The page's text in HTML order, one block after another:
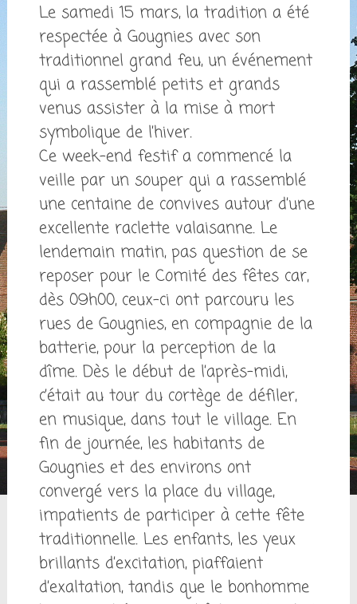
Le samedi 15 mars, la tradition a été
respectée à Gougnies avec son
traditionnel grand feu, un événement
qui a rassemblé petits et grands
venus assister à la mise à mort
symbolique de l’hiver.
Ce week-end festif a commencé la
veille par un souper qui a rassemblé
une centaine de convives autour d’une
excellente raclette valaisanne. Le
lendemain matin, pas question de se
reposer pour le Comité des fêtes car,
dès 09h00, ceux-ci ont parcouru les
rues de Gougnies, en compagnie de la
batterie, pour la perception de la
dîme. Dès le début de l’après-midi,
c’était au tour du cortège de défiler,
en musique, dans tout le village. En
fin de journée, les habitants de
Gougnies et des environs ont
convergé vers la place du village,
impatients de participer à cette fête
traditionnelle. Les enfants, les yeux
brillants d’excitation, piaffaient
d’exaltation, tandis que le bonhomme